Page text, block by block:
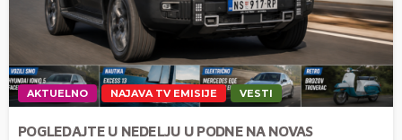
AKTUELNO NAJAVA TV EMISIJE VESTI
POGLEDAJTE U NEDELJU U PODNE NA NOVAS